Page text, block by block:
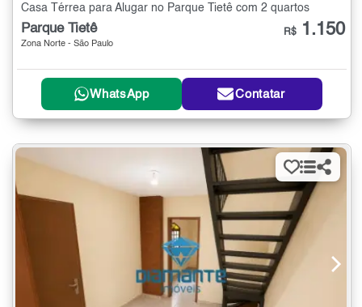
Casa Térrea para Alugar no Parque Tietê com 2 quartos
Parque Tietê
Zona Norte - São Paulo
R$ 1.150
WhatsApp Contatar